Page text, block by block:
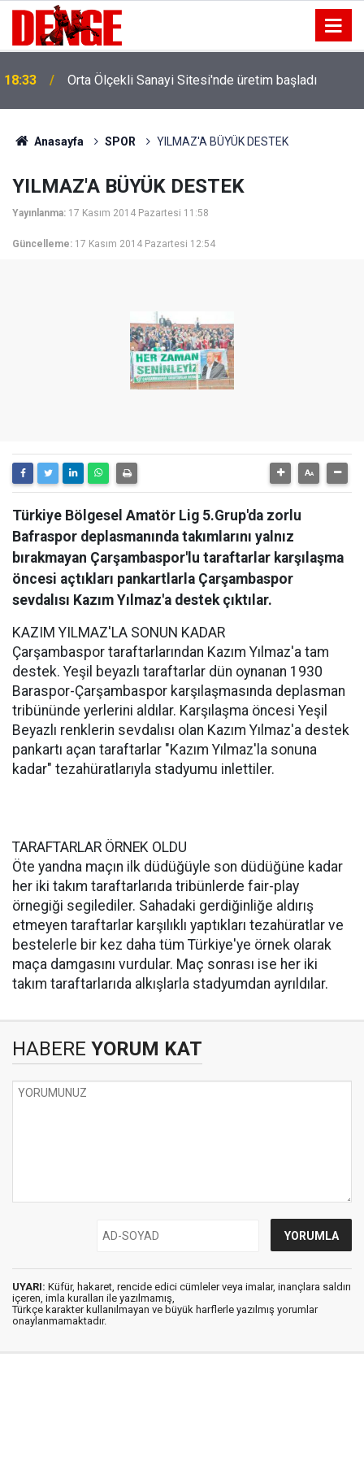
18:33 Orta Ölçekli Sanayi Sitesi'nde üretim başladı
Anasayfa SPOR YILMAZ'A BÜYÜK DESTEK
YILMAZ'A BÜYÜK DESTEK
Yayınlanma: 17 Kasım 2014 Pazartesi 11:58
Güncelleme: 17 Kasım 2014 Pazartesi 12:54
Türkiye Bölgesel Amatör Lig 5.Grup'da zorlu
Bafraspor deplasmanında takımlarını yalnız
bırakmayan Çarşambaspor'lu taraftarlar karşılaşma
öncesi açtıkları pankartlarla Çarşambaspor
sevdalısı Kazım Yılmaz'a destek çıktılar.
KAZIM YILMAZ'LA SONUN KADAR
Çarşambaspor taraftarlarından Kazım Yılmaz'a tam
destek. Yeşil beyazlı taraftarlar dün oynanan 1930
Baraspor-Çarşambaspor karşılaşmasında deplasman
tribününde yerlerini aldılar. Karşılaşma öncesi Yeşil
Beyazlı renklerin sevdalısı olan Kazım Yılmaz'a destek
pankartı açan taraftarlar "Kazım Yılmaz'la sonuna
kadar" tezahüratlarıyla stadyumu inlettiler.
TARAFTARLAR ÖRNEK OLDU
Öte yandna maçın ilk düdüğüyle son düdüğüne kadar
her iki takım taraftarlarıda tribünlerde fair-play
örnegiği segilediler. Sahadaki gerdiğinliğe aldırış
etmeyen taraftarlar karşılıklı yaptıkları tezahüratlar ve
bestelerle bir kez daha tüm Türkiye'ye örnek olarak
maça damgasını vurdular. Maç sonrası ise her iki
takım taraftarlarıda alkışlarla stadyumdan ayrıldılar.
HABERE YORUM KAT
UYARI: Küfür, hakaret, rencide edici cümleler veya imalar, inançlara saldırı
içeren, imla kuralları ile yazılmamış,
Türkçe karakter kullanılmayan ve büyük harflerle yazılmış yorumlar
onaylanmamaktadır.